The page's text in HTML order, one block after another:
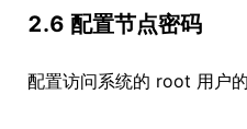
2.6 配置节点密码
配置访问系统的 root 用户的